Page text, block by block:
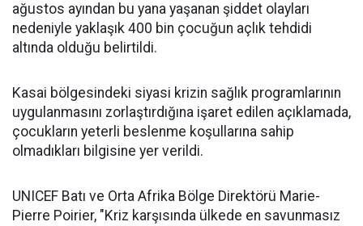
ağustos ayından bu yana yaşanan şiddet olayları
nedeniyle yaklaşık 400 bin çocuğun açlık tehdidi
altında olduğu belirtildi.
Kasai bölgesindeki siyasi krizin sağlık programlarının
uygulanmasını zorlaştırdığına işaret edilen açıklamada,
çocukların yeterli beslenme koşullarına sahip
olmadıkları bilgisine yer verildi.
UNICEF Batı ve Orta Afrika Bölge Direktörü Marie-
Pierre Poirier, "Kriz karşısında ülkede en savunmasız